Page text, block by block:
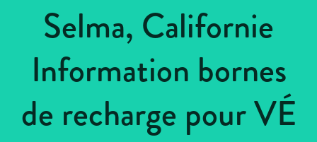
Selma, Californie
Information bornes
de recharge pour VÉ
États-Unis > Californie